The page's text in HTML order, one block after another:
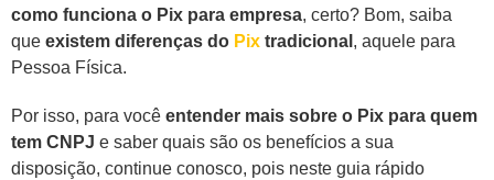
como funciona o Pix para empresa, certo? Bom, saiba
que existem diferenças do Pix tradicional , aquele para
Pessoa Física.
Por isso, para você entender mais sobre o Pix para quem
tem CNPJ e saber quais são os benefícios a sua
disposição, continue conosco, pois neste guia rápido